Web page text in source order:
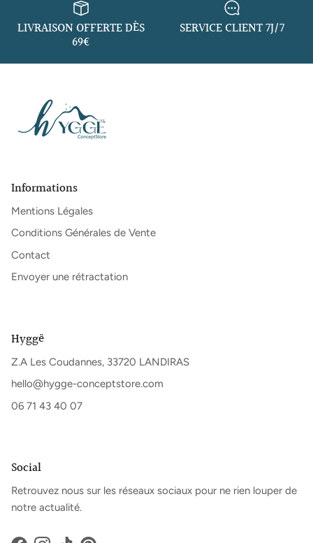
LIVRAISON OFFERTE DÈS
69€
SERVICE CLIENT 7J/7
Informations
Mentions Légales
Conditions Générales de Vente
Contact
Envoyer une rétractation
Hyggë
Z.A Les Coudannes, 33720 LANDIRAS
hello@hygge-conceptstore.com
06 71 43 40 07
Social
Retrouvez nous sur les réseaux sociaux pour ne rien louper de
notre actualité.